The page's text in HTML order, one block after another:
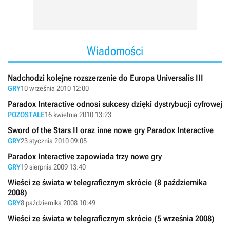
Wiadomości
Nadchodzi kolejne rozszerzenie do Europa Universalis III
GRY10 września 2010 12:00
Paradox Interactive odnosi sukcesy dzięki dystrybucji cyfrowej
POZOSTAŁE16 kwietnia 2010 13:23
Sword of the Stars II oraz inne nowe gry Paradox Interactive
GRY23 stycznia 2010 09:05
Paradox Interactive zapowiada trzy nowe gry
GRY19 sierpnia 2009 13:40
Wieści ze świata w telegraficznym skrócie (8 października
2008)
GRY8 października 2008 10:49
Wieści ze świata w telegraficznym skrócie (5 września 2008)